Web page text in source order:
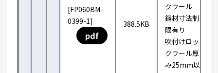
[FP060BM-
0399-1]
pdf
388.5KB
クウール
鋼材寸法制
限有り
吹付けロッ
クウール厚
み25mm以